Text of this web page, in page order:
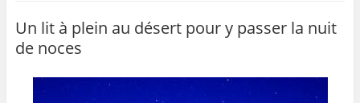
b
o
o
er
Un lit à plein au désert pour y passer la nuit
de noces